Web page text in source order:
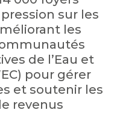
sur les
les
de l’Eau et
pour gérer
et soutenir les
revenus